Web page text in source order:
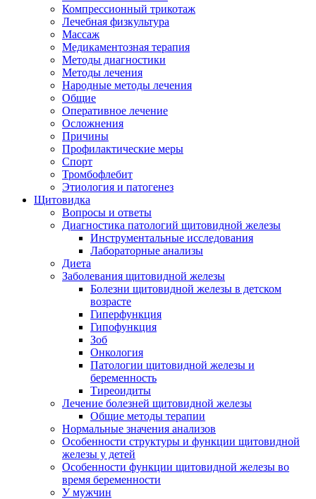
Компрессионный трикотаж
Лечебная физкультура
Массаж
Медикаментозная терапия
Методы диагностики
Методы лечения
Народные методы лечения
Общие
Оперативное лечение
Осложнения
Причины
Профилактические меры
Спорт
Тромбофлебит
Этиология и патогенез
Щитовидка
Вопросы и ответы
Диагностика патологий щитовидной железы
Инструментальные исследования
Лабораторные анализы
Диета
Заболевания щитовидной железы
Болезни щитовидной железы в детском
возрасте
Гиперфункция
Гипофункция
Зоб
Онкология
Патологии щитовидной железы и
беременность
Тиреоидиты
Лечение болезней щитовидной железы
Общие методы терапии
Нормальные значения анализов
Особенности структуры и функции щитовидной
железы у детей
Особенности функции щитовидной железы во
время беременности
У мужчин